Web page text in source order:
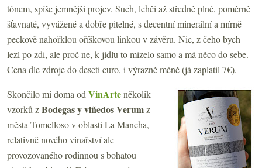
tónem, spíše jemnější projev. Such, lehčí až středně plné, poměrně
šťavnaté, vyvážené a dobře pitelné, s decentní minerální a mírně
peckově nahořklou oříškovou linkou v závěru. Nic, z čeho bych
lezl po zdi, ale proč ne, k jídlu to mizelo samo a má něco do sebe.
Cena dle zdroje do deseti euro, i výrazně méně (já zaplatil 7€).
Skončilo mi doma od VinArteněkolik
vzorků zBodegas y viñedos Verumz
města Tomelloso v oblasti La Mancha,
relativně nového vinařství ale
provozovaného rodinnou s bohatou